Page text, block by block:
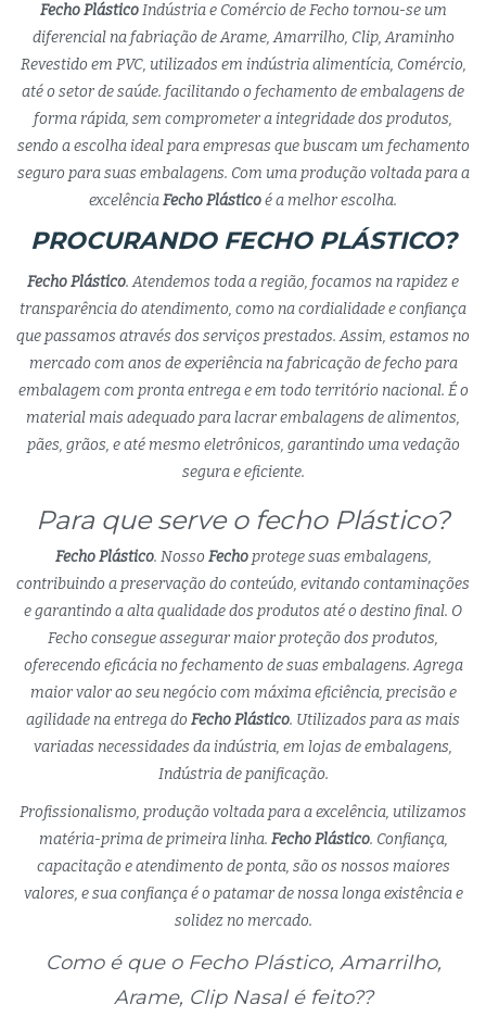
Fecho PlásticoIndústria e Comércio de Fecho tornou-se um
diferencial na fabriação de Arame, Amarrilho, Clip, Araminho
Revestido em PVC, utilizados em indústria alimentícia, Comércio,
até o setor de saúde. facilitando o fechamento de embalagens de
forma rápida, sem comprometer a integridade dos produtos,
sendo a escolha ideal para empresas que buscam um fechamento
seguro para suas embalagens. Com uma produção voltada para a
excelênciaFecho Plásticoé a melhor escolha.
PROCURANDO FECHO PLÁSTICO?
Fecho Plástico. Atendemos toda a região, focamos na rapidez e
transparência do atendimento, como na cordialidade e confiança
que passamos através dos serviços prestados. Assim, estamos no
mercado com anos de experiência na fabricação de fecho para
embalagem com pronta entrega e em todo território nacional. É o
material mais adequado para lacrar embalagens de alimentos,
pães, grãos, e até mesmo eletrônicos, garantindo uma vedação
segura e eficiente.
Para que serve o fecho Plástico?
Fecho Plástico. Nosso Fechoprotege suas embalagens,
contribuindo a preservação do conteúdo, evitando contaminações
e garantindo a alta qualidade dos produtos até o destino final. O
Fecho consegue assegurar maior proteção dos produtos,
oferecendo eficácia no fechamento de suas embalagens. Agrega
maior valor ao seu negócio com máxima eficiência, precisão e
agilidade na entrega do Fecho Plástico. Utilizados para as mais
variadas necessidades da indústria, em lojas de embalagens,
Indústria de panificação.
Profissionalismo, produção voltada para a excelência, utilizamos
matéria-prima de primeira linha. Fecho Plástico. Confiança,
capacitação e atendimento de ponta, são os nossos maiores
valores, e sua confiança é o patamar de nossa longa existência e
solidez no mercado.
Como é que o Fecho Plástico, Amarrilho,
Arame, Clip Nasal é feito??